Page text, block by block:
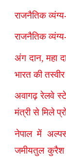
राजनैतिक
राजनैतिक
अंग दान, महा
भारत की तस्वीर
अवागढ़ रेलवे
मंत्री से मिले
नेपाल में
जमीयतुल कुरैश